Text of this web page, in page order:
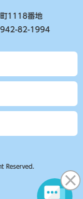
1118番地
82-1994